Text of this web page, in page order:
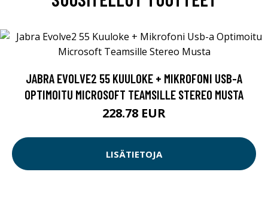
JABRA EVOLVE2 55 KUULOKE + MIKROFONI USB-A
OPTIMOITU MICROSOFT TEAMSILLE STEREO MUSTA
228.78 EUR
LISÄTIETOJA